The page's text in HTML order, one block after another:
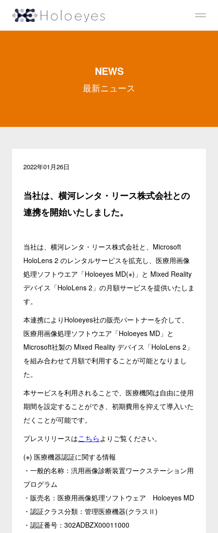
NEWS
最新ニュース
2022年01月26日
当社は、横河レンタ・リース株式会社との
連携を開始いたしました。
当社は、横河レンタ・リース株式会社と、Microsoft
HoloLens 2 のレンタルサービスを拡充し、医療用画像
処理ソフトウエア「Holoeyes MD(※)」と Mixed Reality
デバイス「HoloLens 2」の月額サービスを提供いたしま
す。
本連携によりHoloeyes社の販売パートナーを介して、
医療用画像処理ソフトウエア「Holoeyes MD」と
Microsoft社製の Mixed Reality デバイス「HoloLens 2」
を組み合わせて月額で利用することが可能となりまし
た。
本サービスを利用されることで、医療機関は自由に使用
期間を設定することができ、初期費用を抑えて導入いた
だくことが可能です。
プレスリリースはこちらよりご覧ください。
(※) 医療機器認証に関する情報
・一般的名称：汎用画像診断装置ワークステーション用
プログラム
・販売名：医療用画像処理ソフトウェア Holoeyes MD
・認証クラス分類：管理医療機器(クラスⅡ)
・認証番号：302ADBZX00011000